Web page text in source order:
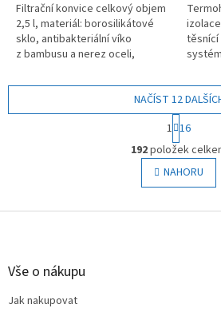
Filtrační konvice celkový objem
2,5 l, materiál: borosilikátové
sklo, antibakteriální víko
z bambusu a nerez oceli,
nezůstává žádná plastová
těsnící
O
v
l
á
NAČÍST 12
S
t
r
á
n
k
v
1 16
192položek
NAHORU
Z
Vše o nákupu
Jak nakupovat